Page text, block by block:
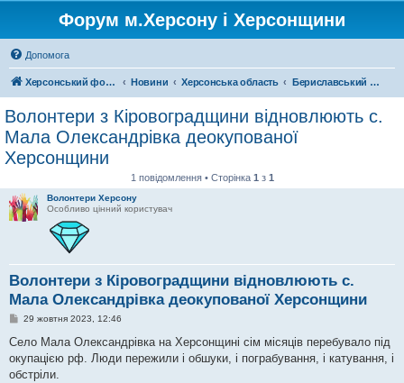
Форум м.Херсону і Херсонщини
Допомога
Херсонський форум Новини Херсонська область Бериславський район
Волонтери з Кіровоградщини відновлюють с.
Мала Олександрівка деокупованої
Херсонщини
1 повідомлення • Сторінка 1 з 1
Волонтери Херсону
Особливо цінний користувач
Волонтери з Кіровоградщини відновлюють с.
Мала Олександрівка деокупованої Херсонщини
П
в
д
о
29 жовтня 2023, 12:46
Село Мала Олександрівка на Херсонщині сім місяців перебувало під
окупацією рф. Люди пережили і обшуки, і пограбування, і катування, і
обстріли.